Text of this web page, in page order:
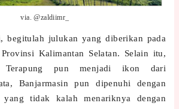
via. @zaldiimr_
begitulah julukan yang diberikan pada
Kalimantan Selatan. Selain itu,
Terapung pun menjadi ikon dari
Banjarmasin pun dipenuhi dengan
tidak kalah menariknya dengan